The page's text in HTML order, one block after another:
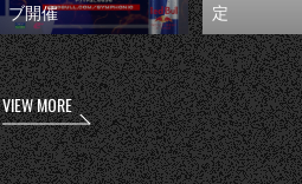
ブ開催
定
VIEW MORE